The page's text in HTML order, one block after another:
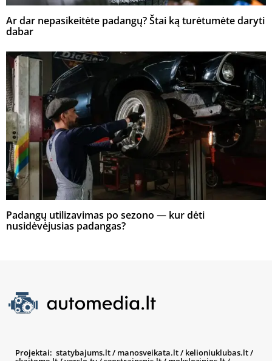
Ar dar nepasikeitėte padangų? Štai ką turėtumėte daryti
dabar
Padangų utilizavimas po sezono — kur dėti
nusidėvėjusias padangas?
Projektai: statybajums.lt/ manosveikata.lt/ kelioniuklubas.lt/